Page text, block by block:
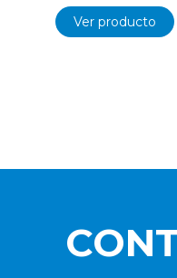
Ver producto